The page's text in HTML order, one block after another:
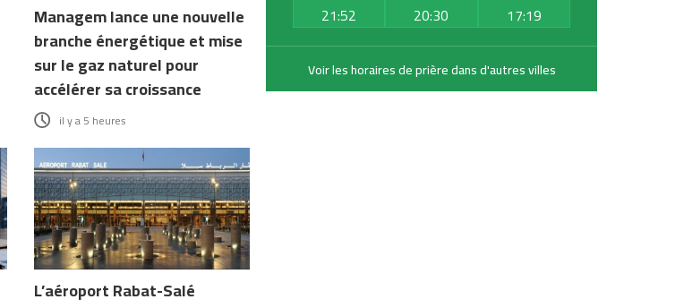
Managem lance une nouvelle
branche énergétique et mise
sur le gaz naturel pour
accélérer sa croissance
il y a 5 heures
L’aéroport Rabat-Salé